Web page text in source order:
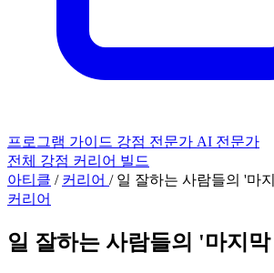
프로그램 가이드 강점 전문가 AI 전문가
전체 강점 커리어 빌드
아티클 / 커리어 / 일 잘하는 사람들의 '마
커리어
일 잘하는 사람들의 '마지